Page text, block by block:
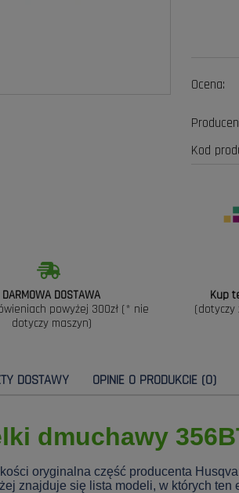
Ocena:
Kod
DARMOWA DOSTAWA
powyżej 300zł (* nie
dotyczy maszyn)
Kup
(dotyczy
DOSTAWY OPINIE O PRODUKCIE (0)
dmuchawy
oryginalna część producenta
znajduje się lista modeli, w których ten